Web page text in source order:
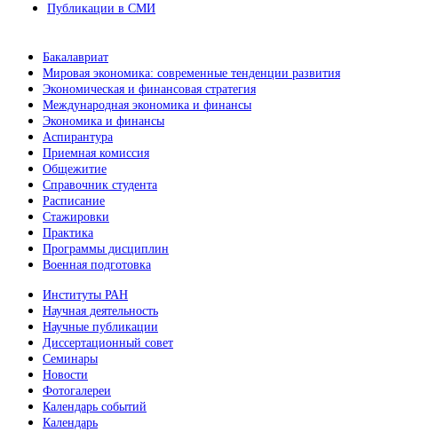
Публикации в СМИ
Бакалавриат
Мировая экономика: современные тенденции развития
Экономическая и финансовая стратегия
Международная экономика и финансы
Экономика и финансы
Аспирантура
Приемная комиссия
Общежитие
Справочник студента
Расписание
Стажировки
Практика
Программы дисциплин
Военная подготовка
Институты РАН
Научная деятельность
Научные публикации
Диссертационный совет
Семинары
Новости
Фотогалереи
Календарь событий
Календарь